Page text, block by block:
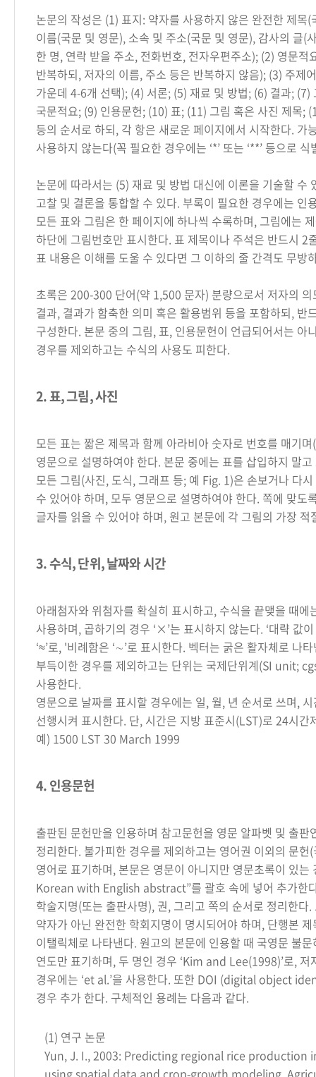
논문의 작성은 (1) 표지: 약자를 사용하지 않은 완전한 제목
이름(국문 및 영문), 소속 및 주소(국문 및 영문), 감사의 글(
한 명, 연락 받을 주소, 전화번호, 전자우편주소); (2) 영문적
반복하되, 저자의 이름, 주소 등은 반복하지 않음); (3) 주제
가운데 4-6개 선택); (4) 서론; (5) 재료 및 방법; (6) 결과; (7)
국문적요; (9) 인용문헌; (10) 표; (11) 그림 혹은 사진 제목;
등의 순서로 하되, 각 항은 새로운 페이지에서 시작한다. 가
사용하지 않는다(꼭 필요한 경우에는 ‘*’ 또는 ‘**’ 등으로 식
논문에 따라서는 (5) 재료 및 방법 대신에 이론을 기술할 수
고찰 및 결론을 통합할 수 있다. 부록이 필요한 경우에는 인
모든 표와 그림은 한 페이지에 하나씩 수록하며, 그림에는
하단에 그림번호만 표시한다. 표 제목이나 주석은 반드시 2
표 내용은 이해를 도울 수 있다면 그 이하의 줄 간격도 무방
초록은 200-300 단어(약 1,500 문자) 분량으로서 저자의
결과, 결과가 함축한 의미 혹은 활용범위 등을 포함하되, 반
구성한다. 본문 중의 그림, 표, 인용문헌이 언급되어서는 아
경우를 제외하고는 수식의 사용도 피한다.
2. 표, 그림, 사진
모든 표는 짧은 제목과 함께 아라비아 숫자로 번호를 매기
영문으로 설명하여야 한다. 본문 중에는 표를 삽입하지 말
모든 그림(사진, 도식, 그래프 등; 예 Fig. 1)은 손보거나 다
수 있어야 하며, 모두 영문으로 설명하여야 한다. 쪽에 맞도
글자를 읽을 수 있어야 하며, 원고 본문에 각 그림의 가장 적
3. 수식, 단위, 날짜와 시간
아래첨자와 위첨자를 확실히 표시하고, 수식을 끝맺을 때에
사용하며, 곱하기의 경우 ‘×’는 표시하지 않는다. ‘대략 값
‘≈’로, '비례함은 ‘∼’로 표시한다. 벡터는 굵은 활자체로 나
부득이한 경우를 제외하고는 단위는 국제단위계(SI unit;
사용한다.
영문으로 날짜를 표시할 경우에는 일, 월, 년 순서로 쓰며,
선행시켜 표시한다. 단, 시간은 지방 표준시(LST)로 24시간
예) 1500 LST 30 March 1999
4. 인용문헌
출판된 문헌만을 인용하며 참고문헌을 영문 알파벳 및 출판
정리한다. 불가피한 경우를 제외하고는 영어권 이외의 문헌
영어로 표기하며, 본문은 영문이 아니지만 영문초록이 있는
Korean with English abstract”를 괄호 속에 넣어 추가한
학술지명(또는 출판사명), 권, 그리고 쪽의 순서로 정리한다
약자가 아닌 완전한 학회지명이 명시되어야 하며, 단행본
이탤릭체로 나타낸다. 원고의 본문에 인용할 때 국영문 불
연도만 표기하며, 두 명인 경우 ‘Kim and Lee(1998)’로, 저
경우에는 ‘et al.’을 사용한다. 또한 DOI (digital object
경우 추가 한다. 구체적인 용례는 다음과 같다.
(1) 연구 논문
Yun, J. I., 2003: Predicting regional rice production
using spatial data and crop-growth modeling.